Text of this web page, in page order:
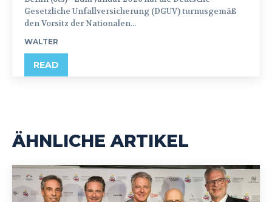
Gesetzliche Unfallversicherung (DGUV) turnusgemäß
den Vorsitz der Nationalen...
WALTER
READ
ÄHNLICHE ARTIKEL